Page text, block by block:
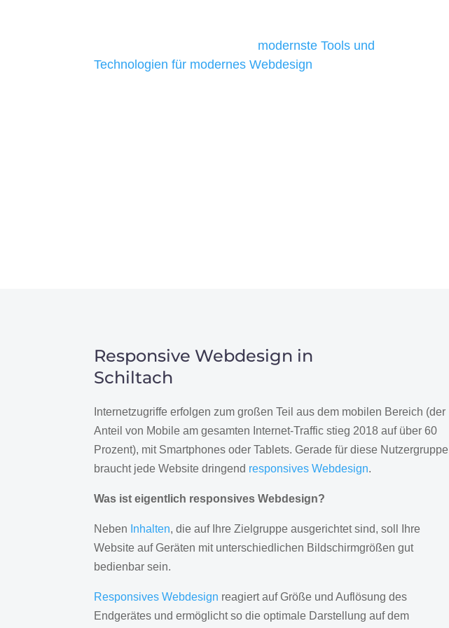
modernste Tools und
Technologien für modernes Webdesign
Responsive Webdesign in
Schiltach
Internetzugriffe erfolgen zum großen Teil aus dem mobilen Bereich (der
Anteil von Mobile am gesamten Internet-Traffic stieg 2018 auf über 60
Prozent), mit Smartphones oder Tablets. Gerade für diese Nutzergruppe
braucht jede Website dringend responsives Webdesign.
Was ist eigentlich responsives Webdesign?
Neben Inhalten, die auf Ihre Zielgruppe ausgerichtet sind, soll Ihre
Website auf Geräten mit unterschiedlichen Bildschirmgrößen gut
bedienbar sein.
Responsives Webdesign reagiert auf Größe und Auflösung des
Endgerätes und ermöglicht so die optimale Darstellung auf dem